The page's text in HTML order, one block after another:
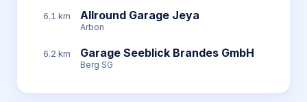
6.1 km Allround Garage Jeya
Arbon
6.2 km Garage Seeblick Brandes GmbH
Berg SG